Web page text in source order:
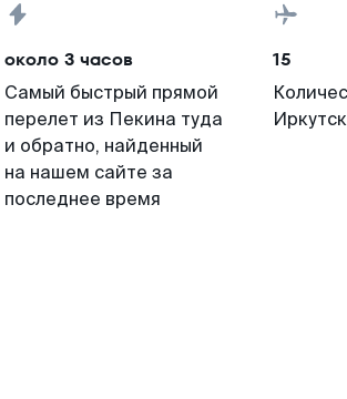
около 3 часов
Самый быстрый прямой
перелет из Пекина туда
и обратно, найденный
на нашем сайте за
последнее время
15